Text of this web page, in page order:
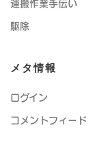
運搬作業手伝い
駆除
メタ情報
ログイン
コメントフィード